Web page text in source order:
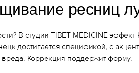
ресниц
В студии TIBET-MEDICINE
достигается спецификой, с
вреда. Коррекция поддержит форму.